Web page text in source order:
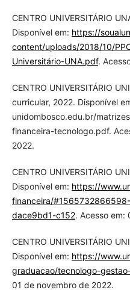
CENTRO UNIVERSITÁRIO
Disponível em: https://
content/uploads/2018/10/
Universitário-UNA.pdf.
CENTRO UNIVERSITÁRIO
curricular, 2022. Disponível
unidombosco.edu.br/
financeira-tecnologo.pdf.
2022.
CENTRO UNIVERSITÁRIO
Disponível em: https://
financeira/
dace9bd1-c152. Acesso em:
CENTRO UNIVERSITÁRIO
Disponível em: https://
graduacao/tecnologo-
01 de novembro de 2022.